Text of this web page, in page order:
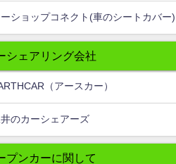
ショップコネクト(車のシートカバー)
シェアリング会社
（アースカー）
のカーシェアーズ
プンカーに関して